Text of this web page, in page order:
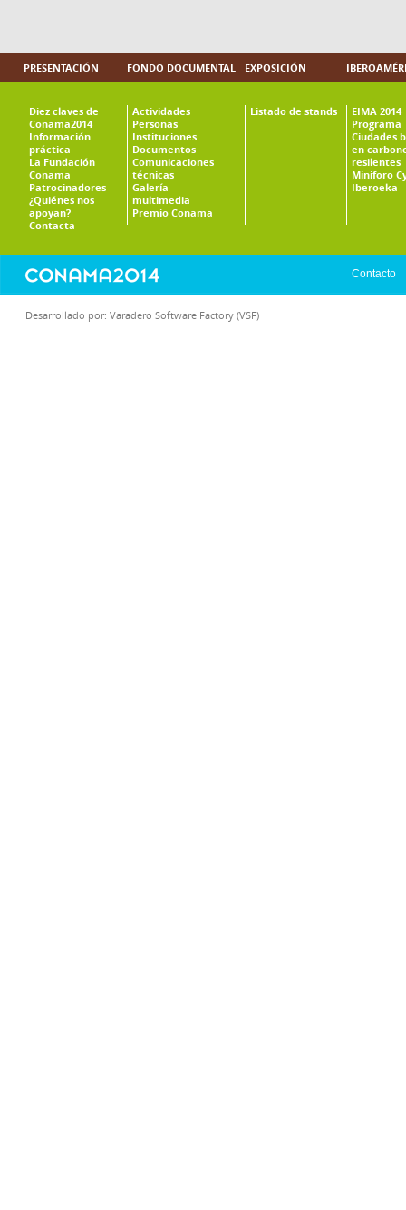
PRESENTACIÓN
Diez claves de
Conama2014
Información
práctica
La Fundación
Conama
Patrocinadores
¿Quiénes nos
apoyan?
Contacta
FONDO DOCUMENTAL
Actividades
Personas
Instituciones
Documentos
Comunicaciones
técnicas
Galería
multimedia
Premio Conama
EXPOSICIÓN
Listado de stands
EIMA 2014
Programa
Ciudades
en
resilentes
Miniforo
Iberoeka
Contacto
Desarrollado por: Varadero Software Factory (VSF)